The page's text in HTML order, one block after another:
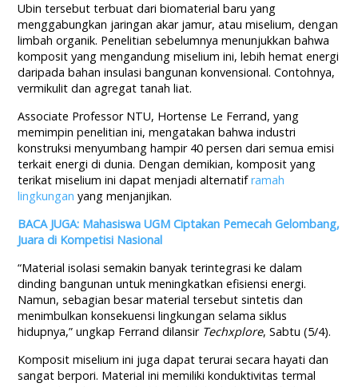
Ubin tersebut terbuat dari biomaterial baru yang
menggabungkan jaringan akar jamur, atau miselium, dengan
limbah organik. Penelitian sebelumnya menunjukkan bahwa
komposit yang mengandung miselium ini, lebih hemat energi
daripada bahan insulasi bangunan konvensional. Contohnya,
vermikulit dan agregat tanah liat.
Associate Professor NTU, Hortense Le Ferrand, yang
memimpin penelitian ini, mengatakan bahwa industri
konstruksi menyumbang hampir 40 persen dari semua emisi
terkait energi di dunia. Dengan demikian, komposit yang
terikat miselium ini dapat menjadi alternatiframah
lingkungan yang menjanjikan.
BACA JUGA: Mahasiswa UGM Ciptakan Pemecah Gelombang,
Juara di Kompetisi Nasional
“Material isolasi semakin banyak terintegrasi ke dalam
dinding bangunan untuk meningkatkan efisiensi energi.
Namun, sebagian besar material tersebut sintetis dan
menimbulkan konsekuensi lingkungan selama siklus
hidupnya,” ungkap Ferrand dilansir Techxplore, Sabtu (5/4).
Komposit miselium ini juga dapat terurai secara hayati dan
sangat berpori. Material ini memiliki konduktivitas termal